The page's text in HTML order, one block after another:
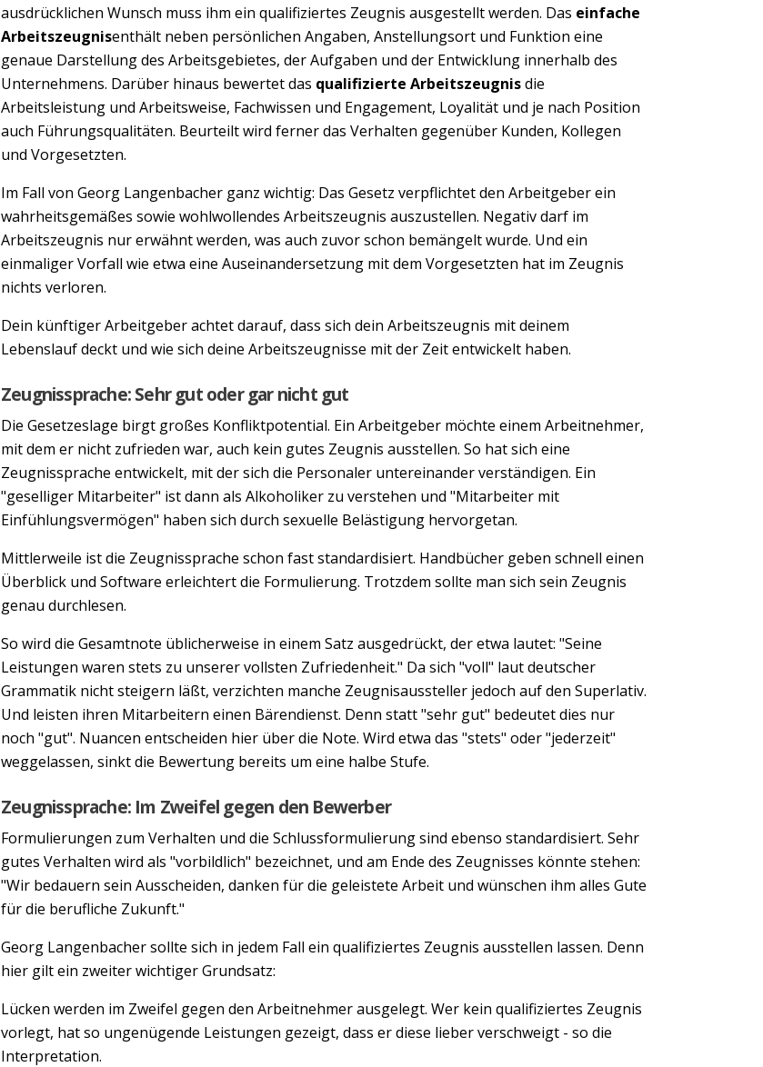
ausdrücklichen Wunsch muss ihm ein qualifiziertes Zeugnis ausgestellt werden. Das einfache
Arbeitszeugnisenthält neben persönlichen Angaben, Anstellungsort und Funktion eine
genaue Darstellung des Arbeitsgebietes, der Aufgaben und der Entwicklung innerhalb des
Unternehmens. Darüber hinaus bewertet das qualifizierte Arbeitszeugnisdie
Arbeitsleistung und Arbeitsweise, Fachwissen und Engagement, Loyalität und je nach Position
auch Führungsqualitäten. Beurteilt wird ferner das Verhalten gegenüber Kunden, Kollegen
und Vorgesetzten.
Im Fall von Georg Langenbacher ganz wichtig: Das Gesetz verpflichtet den Arbeitgeber ein
wahrheitsgemäßes sowie wohlwollendes Arbeitszeugnis auszustellen. Negativ darf im
Arbeitszeugnis nur erwähnt werden, was auch zuvor schon bemängelt wurde. Und ein
einmaliger Vorfall wie etwa eine Auseinandersetzung mit dem Vorgesetzten hat im Zeugnis
nichts verloren.
Dein künftiger Arbeitgeber achtet darauf, dass sich dein Arbeitszeugnis mit deinem
Lebenslauf deckt und wie sich deine Arbeitszeugnisse mit der Zeit entwickelt haben.
Zeugnissprache: Sehr gut oder gar nicht gut
Die Gesetzeslage birgt großes Konfliktpotential. Ein Arbeitgeber möchte einem Arbeitnehmer,
mit dem er nicht zufrieden war, auch kein gutes Zeugnis ausstellen. So hat sich eine
Zeugnissprache entwickelt, mit der sich die Personaler untereinander verständigen. Ein
"geselliger Mitarbeiter" ist dann als Alkoholiker zu verstehen und "Mitarbeiter mit
Einfühlungsvermögen" haben sich durch sexuelle Belästigung hervorgetan.
Mittlerweile ist die Zeugnissprache schon fast standardisiert. Handbücher geben schnell einen
Überblick und Software erleichtert die Formulierung. Trotzdem sollte man sich sein Zeugnis
genau durchlesen.
So wird die Gesamtnote üblicherweise in einem Satz ausgedrückt, der etwa lautet: "Seine
Leistungen waren stets zu unserer vollsten Zufriedenheit." Da sich "voll" laut deutscher
Grammatik nicht steigern läßt, verzichten manche Zeugnisaussteller jedoch auf den Superlativ.
Und leisten ihren Mitarbeitern einen Bärendienst. Denn statt "sehr gut" bedeutet dies nur
noch "gut". Nuancen entscheiden hier über die Note. Wird etwa das "stets" oder "jederzeit"
weggelassen, sinkt die Bewertung bereits um eine halbe Stufe.
Zeugnissprache: Im Zweifel gegen den Bewerber
Formulierungen zum Verhalten und die Schlussformulierung sind ebenso standardisiert. Sehr
gutes Verhalten wird als "vorbildlich" bezeichnet, und am Ende des Zeugnisses könnte stehen:
"Wir bedauern sein Ausscheiden, danken für die geleistete Arbeit und wünschen ihm alles Gute
für die berufliche Zukunft."
Georg Langenbacher sollte sich in jedem Fall ein qualifiziertes Zeugnis ausstellen lassen. Denn
hier gilt ein zweiter wichtiger Grundsatz:
Lücken werden im Zweifel gegen den Arbeitnehmer ausgelegt. Wer kein qualifiziertes Zeugnis
vorlegt, hat so ungenügende Leistungen gezeigt, dass er diese lieber verschweigt - so die
Interpretation.